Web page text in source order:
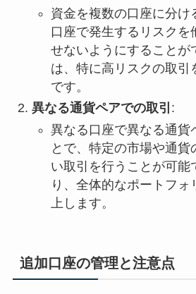
資金を複数の口座に分け
口座で発生するリスクを
せないようにすることが
は、特に高リスクの取引
です。
異なる通貨ペアでの取引 :
異なる口座で異なる通貨
とで、特定の市場や通貨
い取引を行うことが可能
り、全体的なポートフォ
上します。
追加口座の管理と注意点